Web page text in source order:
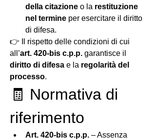
della citazione o la restituzione
nel termine per esercitare il diritto
di difesa.
👉 Il rispetto delle condizioni di cui
all’art. 420-bis c.p.p.
diritto di difesa e la regolarità del
processo.
🧾 Normativa di
riferimento
Art. 420-bis c.p.p. – Assenza